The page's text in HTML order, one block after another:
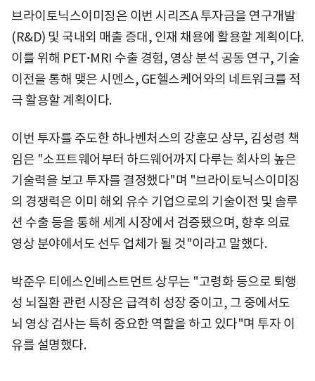
브라이토닉스이미징은 이번 시리즈A 투자금을 연구개발
(R&D) 및 국내외 매출 증대, 인재 채용에 활용할 계획이다.
이를 위해 PETꞏMRI 수출 경험, 영상 분석 공동 연구, 기술
이전을 통해 맺은 시멘스, GE헬스케어와의 네트워크를 적
극 활용할 계획이다.
이번 투자를 주도한 하나벤처스의 강훈모 상무, 김성령 책
임은 "소프트웨어부터 하드웨어까지 다루는 회사의 높은
기술력을 보고 투자를 결정했다"며 "브라이토닉스이미징
의 경쟁력은 이미 해외 유수 기업으로의 기술이전 및 솔루
션 수출 등을 통해 세계 시장에서 검증됐으며, 향후 의료
영상 분야에서도 선두 업체가 될 것"이라고 말했다.
박준우 티에스인베스트먼트 상무는 "고령화 등으로 퇴행
성 뇌질환 관련 시장은 급격히 성장 중이고, 그 중에서도
뇌 영상 검사는 특히 중요한 역할을 하고 있다"며 투자 이
유를 설명했다.